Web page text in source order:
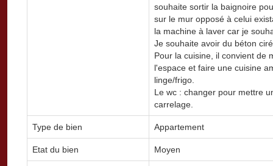
souhaite sortir la baignoire
sur le mur opposé à celui
la machine à laver car je
Je souhaite avoir du béton
Pour la cuisine, il convient de
l'espace et faire une cuisine
linge/frigo.
Le wc : changer pour mettre
carrelage.
Type de bien Appartement
Etat du bien Moyen